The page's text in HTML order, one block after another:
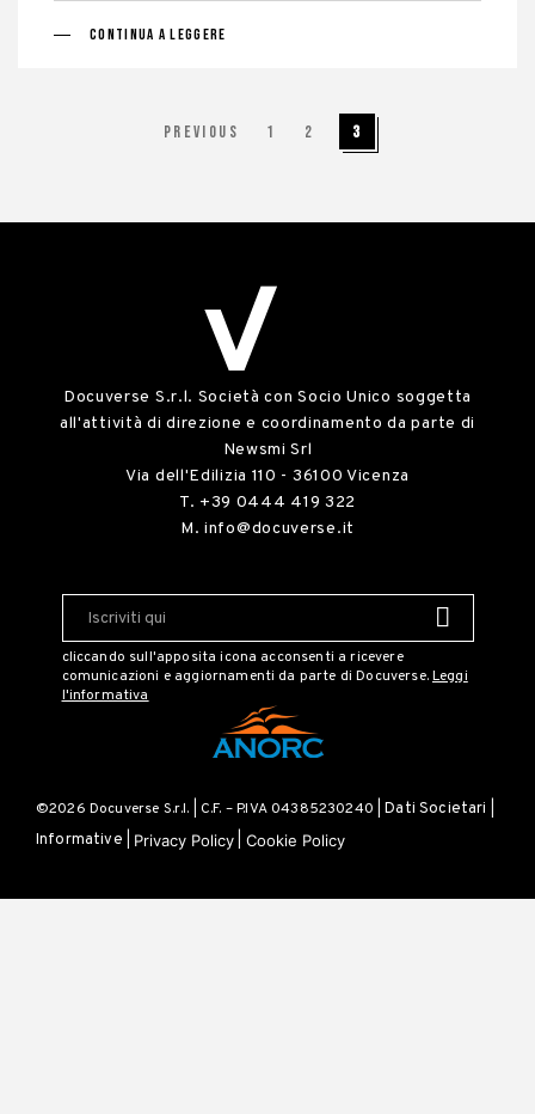
CONTINUA A LEGGERE
Previous 1 2 3
Docuverse S.r.l. Società con Socio Unico soggetta
all'attività di direzione e coordinamento da parte di
Newsmi Srl
Via dell'Edilizia 110 - 36100 Vicenza
T. +39 0444 419 322
M.info@docuverse.it
cliccando sull'apposita icona acconsenti a ricevere
comunicazioni e aggiornamenti da parte di Docuverse.Leggi
l'informativa
©2026 Docuverse S.r.l. | C.F. – P.IVA 04385230240 |Dati Societari
Informative
Privacy Policy Cookie Policy